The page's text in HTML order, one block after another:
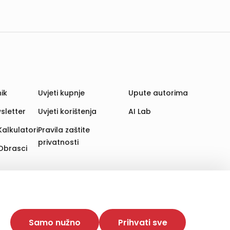
Time poboljšavamo korisničko iskustvo,
web stranica i uređaja u tu svrhu. Naši partneri
Samo nužno Prihvati sve
Uvjeti kupnje
Uvjeti korištenja
Pravila zaštite
privatnosti
Upute autorima
AI Lab